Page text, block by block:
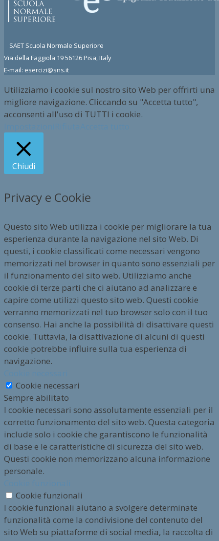
SAET Scuola Normale Superiore
Via della Faggiola 19 56126 Pisa, Italy
E-mail: esercizi@sns.it
Utilizziamo i cookie sul nostro sito Web per offrirti una
migliore navigazione. Cliccando su "Accetta tutto",
acconsenti all'uso di TUTTI i cookie.
Chiudi
Privacy e Cookie
Questo sito Web utilizza i cookie per migliorare la tua
esperienza durante la navigazione nel sito Web. Di
questi, i cookie classificati come necessari vengono
memorizzati nel browser in quanto sono essenziali per
il funzionamento del sito web. Utilizziamo anche
cookie di terze parti che ci aiutano ad analizzare e
capire come utilizzi questo sito web. Questi cookie
verranno memorizzati nel tuo browser solo con il tuo
consenso. Hai anche la possibilità di disattivare questi
cookie. Tuttavia, la disattivazione di alcuni di questi
cookie potrebbe influire sulla tua esperienza di
navigazione.
Cookie necessari
Sempre abilitato
I cookie necessari sono assolutamente essenziali per il
corretto funzionamento del sito web. Questa categoria
include solo i cookie che garantiscono le funzionalità
di base e le caratteristiche di sicurezza del sito web.
Questi cookie non memorizzano alcuna informazione
personale.
Cookie funzionali
I cookie funzionali aiutano a svolgere determinate
funzionalità come la condivisione del contenuto del
sito Web su piattaforme di social media, la raccolta di